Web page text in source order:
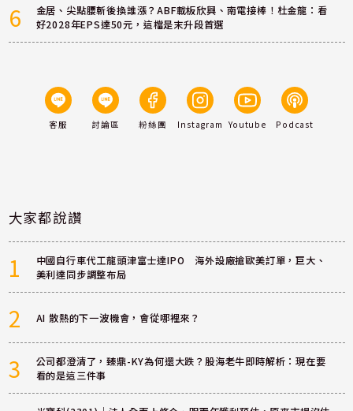
6
金居、尖點腰斬後換誰漲？ABF載板欣興、南電接棒！杜金龍：看
好2028年EPS達50元，這檔是末升段首選
客服 討論區 粉絲團 Instagram Youtube Podcast
大家都說讚
1
中國自行車代工龍頭津富士達IPO 海外設廠搶歐美訂單，巨大、
美利達同步調整布局
2 AI 散熱的下一波機會，會從哪裡來？
3
公司都澄清了，臻鼎-KY為何還大跌？股海老牛即時解析：現在要
看的是這三件事